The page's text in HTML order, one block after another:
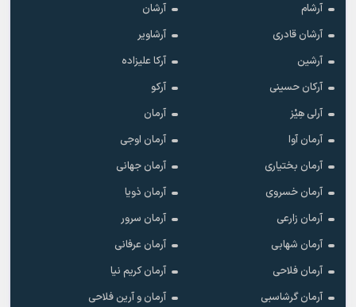
آرشام
آرشان
آرشان قادری
آرشاویر
آرشین
آرکا علیزاده
آرکان حسینی
آرکو
آرلی هِیْز
آرمان
آرمان آوا
آرمان اوجی
آرمان بختیاری
آرمان جهانی
آرمان خسروی
آرمان ذویا
آرمان زارعی
آرمان سرور
آرمان شهابی
آرمان عرفانی
آرمان فلاحی
آرمان کریم نیا
آرمان گرشاسبی
آرمان و آرین فلاحی